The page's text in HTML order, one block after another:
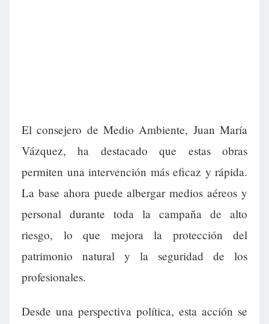
El consejero de Medio Ambiente, Juan María
Vázquez, ha destacado que estas obras
permiten una intervención más eficaz y rápida.
La base ahora puede albergar medios aéreos y
personal durante toda la campaña de alto
riesgo, lo que mejora la protección del
patrimonio natural y la seguridad de los
profesionales.
Desde una perspectiva política, esta acción se